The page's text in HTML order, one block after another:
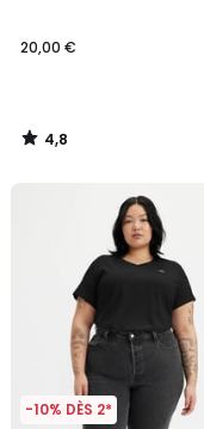
20,00 €
4,8
/
-10% DÈS 2*